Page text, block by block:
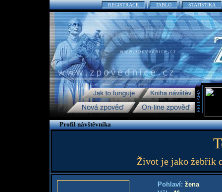
REGISTRACE TABLO STATISTIKA
Profil návštěvníka
Život je jako žebřík
Pohlaví: žena